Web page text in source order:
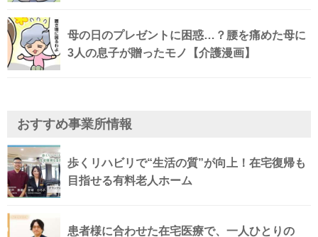
母の日のプレゼントに困惑…？腰を痛めた母に
3人の息子が贈ったモノ【介護漫画】
おすすめ事業所情報
歩くリハビリで“生活の質”が向上！在宅復帰も
目指せる有料老人ホーム
患者様に合わせた在宅医療で、一人ひとりの